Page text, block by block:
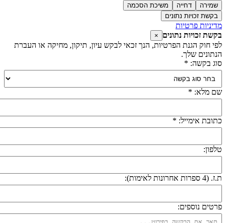
שמירה דחייה
משיכת הסכמה
בקשת זכויות נתונים
פרטיות
זכויות נתונים ×
חוק הגנת הפרטיות, הנך זכאי לבקש עיון, תיקון, מחיקה או העברת
שלך.
בקשה: *
מלא: *
אימייל: *
אחרונות לאימות):
נוספים: